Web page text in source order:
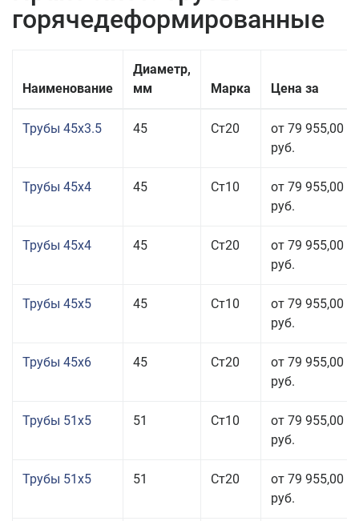
горячедеформированные
Наименование
Диаметр,
мм
Марка Цена за
Трубы 45x3.5 45 Ст20
от 79 955,00
руб.
Трубы 45x4 45 Ст10
от 79 955,00
руб.
Трубы 45x4 45 Ст20
от 79 955,00
руб.
Трубы 45x5 45 Ст10
от 79 955,00
руб.
Трубы 45x6 45 Ст20
от 79 955,00
руб.
Трубы 51x5 51 Ст10
от 79 955,00
руб.
Трубы 51x5 51 Ст20
от 79 955,00
руб.